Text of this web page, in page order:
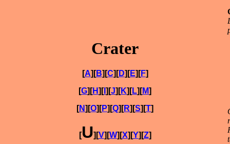
Crater
[A][B][C][D][E][F]
[G][H][I][J][K][L][M]
[N][O][P][Q][R][S][T]
[U][V][W][X][Y][Z]